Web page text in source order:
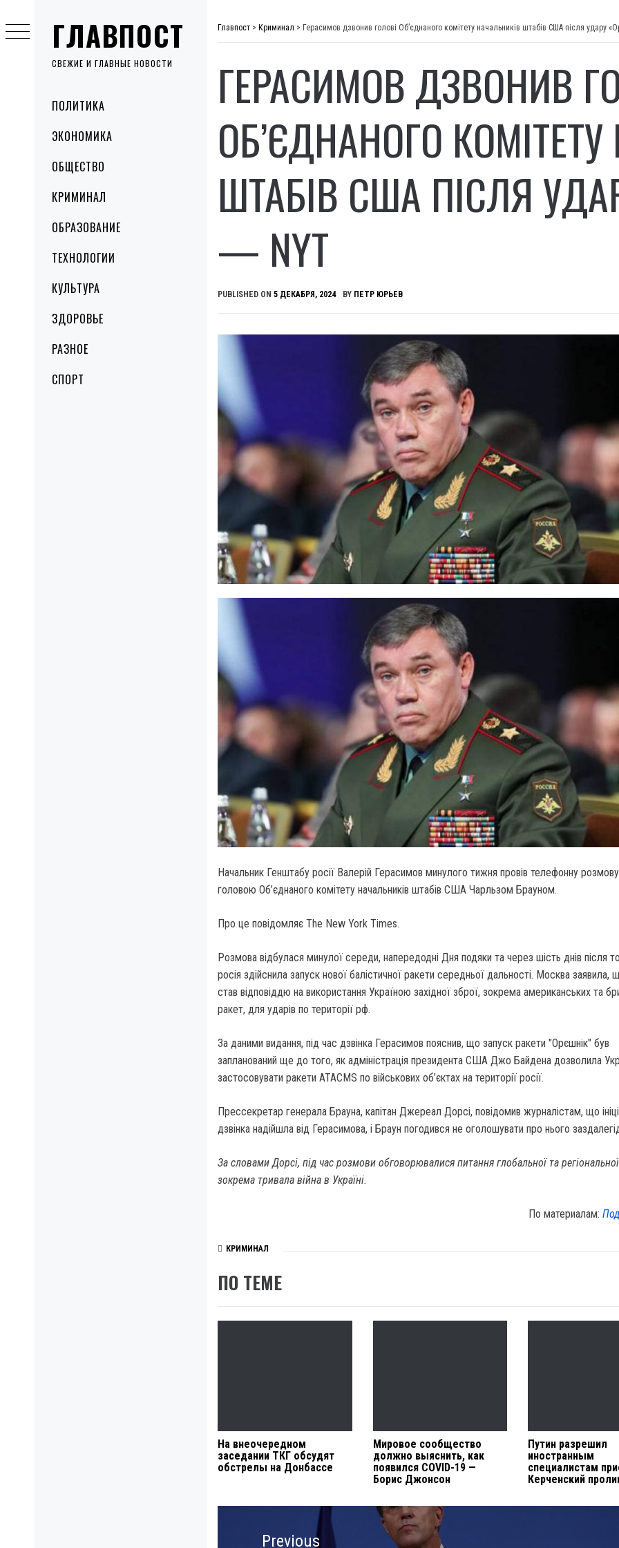
ГЛАВПОСТ
СВЕЖИЕ И ГЛАВНЫЕ НОВОСТИ
MenuПОЛИТИКА
ЭКОНОМИКА
ОБЩЕСТВО
КРИМИНАЛ
ОБРАЗОВАНИЕ
ТЕХНОЛОГИИ
КУЛЬТУРА
ЗДОРОВЬЕ
РАЗНОЕ
СПОРТ
to
content
Главпост > Криминал > Герасимов дзвонив голові Об’єднаного комітету начальників штабів США після удару
ГЕРАСИМОВ ДЗВОНИВ
ОБ’ЄДНАНОГО
ШТАБІВ США ПІСЛЯ
— NYT
PUBLISHED ON 5 ДЕКАБРЯ, 2024 BY ПЕТР ЮРЬЕВ
Начальник Генштабу росії Валерій Герасимов минулого тижня провів телефонну
головою Об’єднаного комітету начальників штабів США Чарльзом Брауном.
Про це повідомляє The New York Times.
Розмова відбулася минулої середи, напередодні Дня подяки та через шість днів після
росія здійснила запуск нової балістичної ракети середньої дальності. Москва заявила,
став відповіддю на використання Україною західної зброї, зокрема американських та
ракет, для ударів по території рф.
За даними видання, під час дзвінка Герасимов пояснив, що запуск ракети "Орєшнік" був
запланований ще до того, як адміністрація президента США Джо Байдена дозволила
застосовувати ракети ATACMS по військових об’єктах на території росії.
Прессекретар генерала Брауна, капітан Джереал Дорсі, повідомив журналістам, що
дзвінка надійшла від Герасимова, і Браун погодився не оголошувати про нього
За словами Дорсі, під час розмови обговорювалися питання глобальної та
зокрема тривала війна в Україні.
По материалам:
КРИМИНАЛ
ПО ТЕМЕ
На внеочередном
заседании ТКГ обсудят
обстрелы на Донбассе
Мировое сообщество
должно выяснить, как
появился COVID-19 —
Борис Джонсон
Путин разрешил
иностранным
специалистам
Керченский
Навигация
Previous